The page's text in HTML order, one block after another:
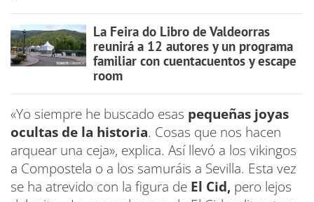
La Feira do Libro de Valdeorras
reunirá a 12 autores y un programa
familiar con cuentacuentos y escape
room
«Yo siempre he buscado esas pequeñas joyas
ocultas de la historia. Cosas que nos hacen
arquear una ceja», explica. Así llevó a los vikingos
a Compostela o a los samuráis a Sevilla. Esta vez
se ha atrevido con la figura de El Cid, pero lejos